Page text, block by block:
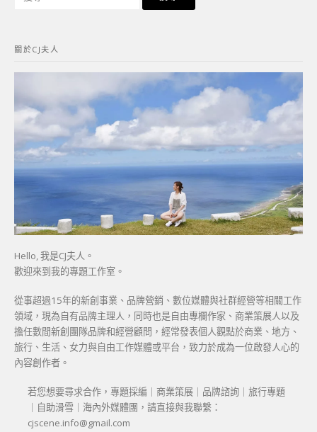
字:
關於CJ夫人
Hello, 我是CJ夫人。
歡迎來到我的專題工作室。
從事超過15年的新創事業、品牌營銷、數位媒體與社群經營等相關工作
領域，現為自有品牌主理人，同時也是自由專欄作家、商業策展人以及
擔任數間新創團隊品牌和經營顧問，經常發表個人觀點於商業、地方、
旅行、生活、女力與自由工作媒體或平台，致力於成為一位啟發人心的
內容創作者。
若您想要尋求合作，專題採編｜商業策展｜品牌諮詢｜旅行專題
｜自助滑雪｜海內外媒體團，請直接與我聯繫：
cjscene.info@gmail.com